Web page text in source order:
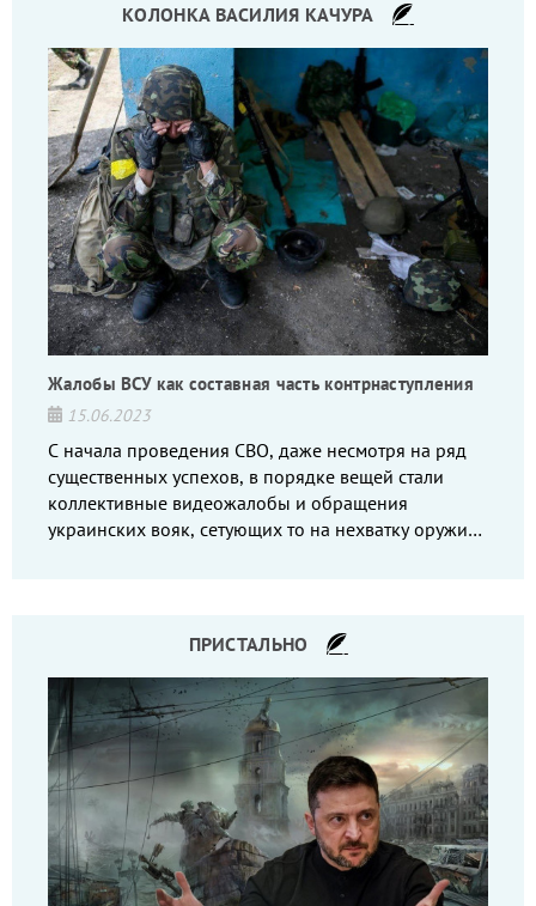
КОЛОНКА ВАСИЛИЯ КАЧУРА
Жалобы ВСУ как составная часть контрнаступления
15.06.2023
С начала проведения СВО, даже несмотря на ряд
существенных успехов, в порядке вещей стали
коллективные видеожалобы и обращения
украинских вояк, сетующих то на нехватку оружия,
ПРИСТАЛЬНО